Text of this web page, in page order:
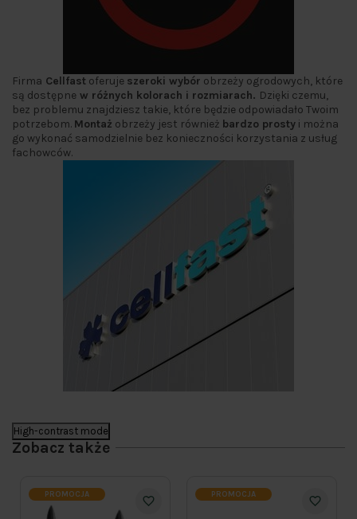
Firma Cellfast oferuje szeroki wybór obrzeży ogrodowych, które
są dostępne w różnych kolorach i rozmiarach. Dzięki czemu,
bez problemu znajdziesz takie, które będzie odpowiadało Twoim
potrzebom. Montaż obrzeży jest również bardzo prosty i można
go wykonać samodzielnie bez konieczności korzystania z usług
fachowców.
High-contrast mode
Zobacz także
PROMOCJA PROMOCJA